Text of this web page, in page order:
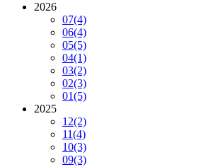
2026
07(4)
06(4)
05(5)
04(1)
03(2)
02(3)
01(5)
2025
12(2)
11(4)
10(3)
09(3)